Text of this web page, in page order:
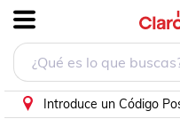
Introduce un Código
Louvers para Ambiente